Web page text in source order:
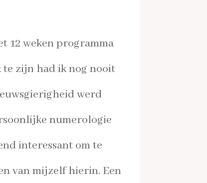
12 weken programma
te zijn had ik nog nooit
werd
numerologie
interessant om te
vanmijzelf hierin. Een